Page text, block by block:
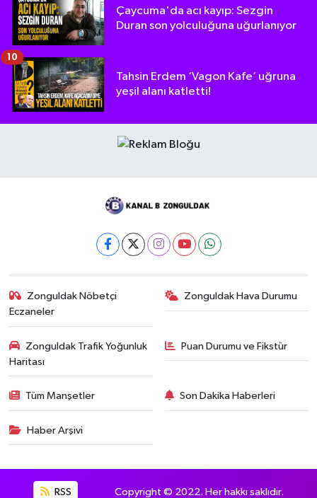
Çaycuma'da acı kayıp: Sezgin
Duran son yolculuğuna uğurlanıyor
Tahsin Erdem ‘Vagon Kafe’ uğruna
yeşil alanı katletti!
10
Zonguldak Nöbetçi
Eczaneler
Zonguldak Hava Durumu
Zonguldak Trafik Yoğunluk
Haritası
Puan Durumu ve Fikstür
Tüm Manşetler Son Dakika Haberleri
Haber Arşivi
RSS Copyright © 2022. Her hakkı saklıdır.